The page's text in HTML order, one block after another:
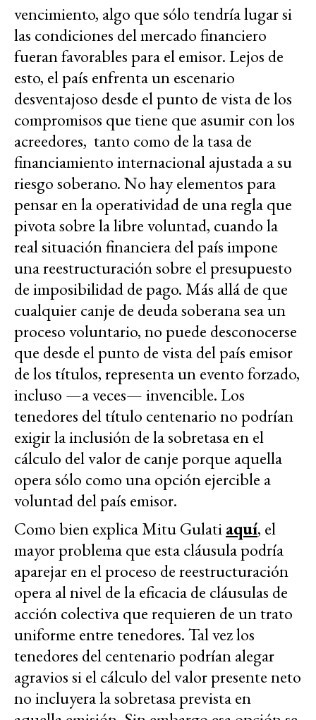
vencimiento, algo que sólo tendría lugar si
las condiciones del mercado financiero
fueran favorables para el emisor. Lejos de
esto, el país enfrenta un escenario
desventajoso desde el punto de vista de los
compromisos que tiene que asumir con los
acreedores, tanto como de la tasa de
financiamiento internacional ajustada a su
riesgo soberano. No hay elementos para
pensar en la operatividad de una regla que
pivota sobre la libre voluntad, cuando la
real situación financiera del país impone
una reestructuración sobre el presupuesto
de imposibilidad de pago. Más allá de que
cualquier canje de deuda soberana sea un
proceso voluntario, no puede desconocerse
que desde el punto de vista del país emisor
de los títulos, representa un evento forzado,
incluso —a veces— invencible. Los
tenedores del título centenario no podrían
exigir la inclusión de la sobretasa en el
cálculo del valor de canje porque aquella
opera sólo como una opción ejercible a
voluntad del país emisor.
Como bien explica Mitu Gulatiaquí, el
mayor problema que esta cláusula podría
aparejar en el proceso de reestructuración
opera al nivel de la eficacia de cláusulas de
acción colectiva que requieren de un trato
uniforme entre tenedores. Tal vez los
tenedores del centenario podrían alegar
agravios si el cálculo del valor presente neto
no incluyera la sobretasa prevista en